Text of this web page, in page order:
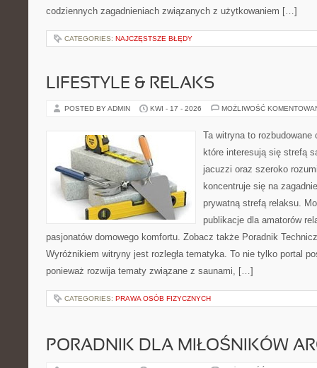
codziennych zagadnieniach związanych z użytkowaniem […]
CATEGORIES: NAJCZĘSTSZE BŁĘDY
LIFESTYLE & RELAKS
POSTED BY ADMIN KWI - 17 - 2026 MOŻLIWOŚĆ
Ta witryna to
które interesują się strefą
jacuzzi oraz szeroko
koncentruje się na
prywatną strefą relaksu.
publikacje dla amatorów
pasjonatów domowego komfortu. Zobacz także Poradnik
Wyróżnikiem witryny jest rozległa tematyka. To nie tylko portal
ponieważ rozwija tematy związane z saunami, […]
CATEGORIES: PRAWA OSÓB FIZYCZNYCH
PORADNIK DLA MIŁOŚNIKÓW